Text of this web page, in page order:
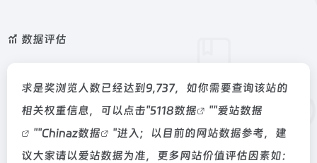
数据评估
求是奖浏览人数已经达到9,737，如你需要查询该站的
相关权重信息，可以点击"5118数据 ""爱站数据
""Chinaz数据
"进入；以目前的网站数据参考，建
议大家请以爱站数据为准，更多网站价值评估因素如：